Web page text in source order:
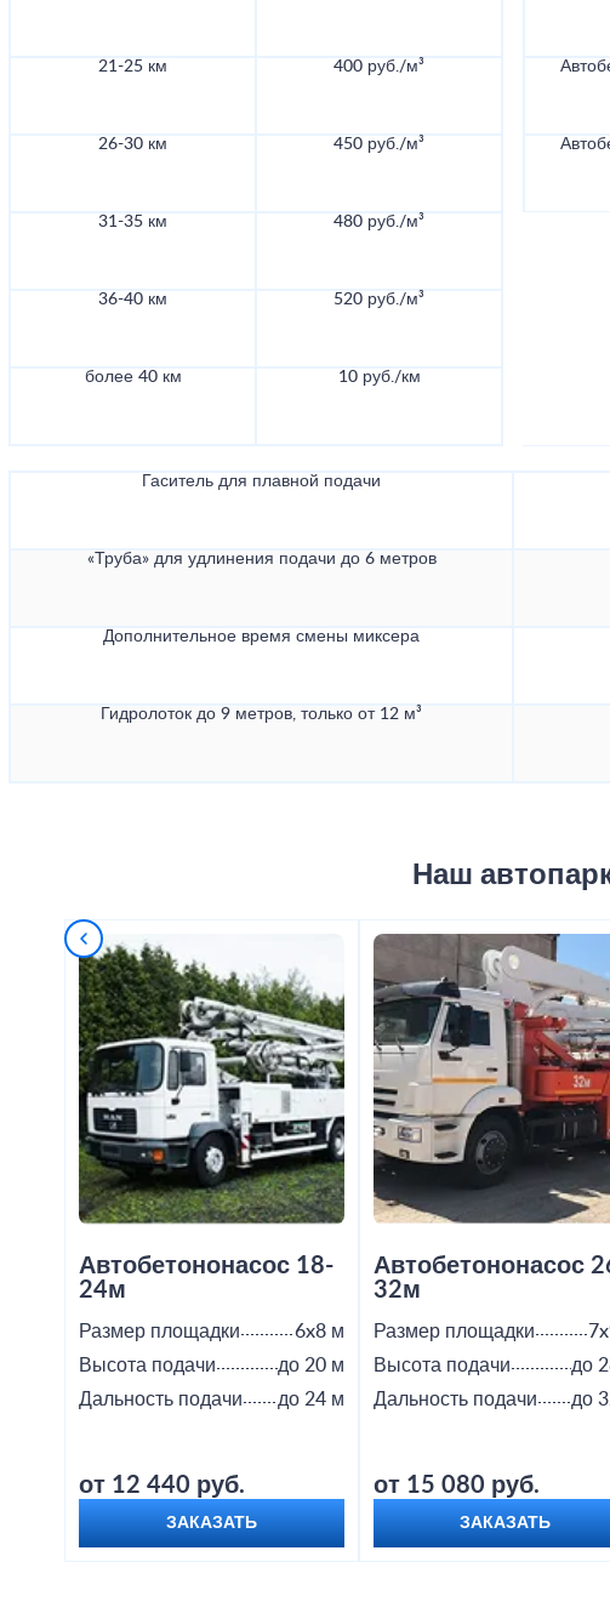
21-25 км 400 руб./м³
26-30 км 450 руб./м³
31-35 км 480 руб./м³
36-40 км 520 руб./м³
более 40 км 10 руб./км
Гаситель для плавной подачи
«Труба» для удлинения подачи до 6 метров
Дополнительное время смены миксера
Гидролоток до 9 метров, только от 12 м³
Наш
Автобетононасос 18-
24м
Размер площадки
6x8 м
Высота подачи
до 20 м
Дальность подачи
до 24 м
от 12 440 руб.
ЗАКАЗАТЬ
Автобетононасос
32м
Размер площадки
Высота подачи
до
Дальность подачи
до
от 15 080 руб.
ЗАКАЗАТЬ